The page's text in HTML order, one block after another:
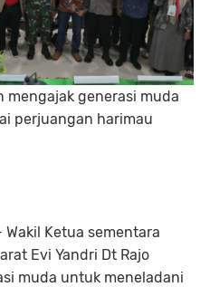
mengajak generasi muda
perjuangan harimau
Ketua sementara
Evi Yandri Dt Rajo
muda untuk meneladani